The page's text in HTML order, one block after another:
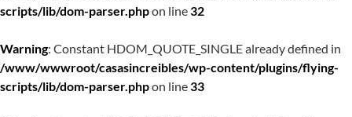
scripts/lib/dom-parser.phpon line32
Warning: Constant HDOM_QUOTE_SINGLE already defined in
/www/wwwroot/casasincreibles/wp-content/plugins/flying-
scripts/lib/dom-parser.phpon line33